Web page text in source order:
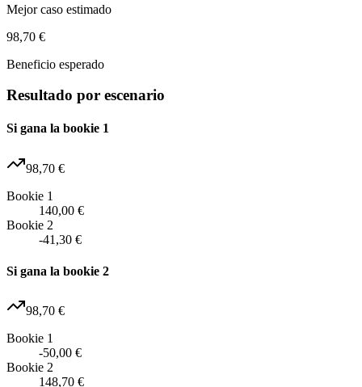
Mejor caso estimado
98,70 €
Beneficio esperado
Resultado por escenario
Si gana la bookie 1
98,70 €
Bookie 1
140,00 €
Bookie 2
-41,30 €
Si gana la bookie 2
98,70 €
Bookie 1
-50,00 €
Bookie 2
148,70 €